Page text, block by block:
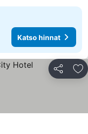
Katso hinnat
Jaa